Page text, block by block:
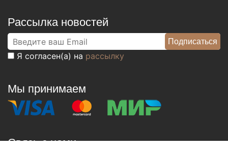
Рассылка новостей
Я согласен(а) на рассылку
Мы принимаем
Связь с нами